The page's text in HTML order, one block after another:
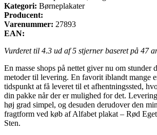
Kategori: Børneplakater
Producent:
Varenummer: 27893
EAN:
Vurderet til 4.3 ud af 5 stjerner baseret på 47
En masse shops på nettet giver nu om stunder
metoder til levering. En favorit iblandt mange
tidspunkt at få leveret til et afhentningssted,
din pakke når der er mulighed for det.
høj grad simpel, og desuden derudover den
fragtform ved køb af Alfabet plakat – Rød
Sten.